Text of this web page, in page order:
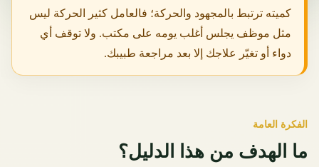
كميته ترتبط بالمجهود والحركة؛ فالعامل كثير الحركة ليس
مثل موظف يجلس أغلب يومه على مكتب. ولا توقف أي
دواء أو تغيّر علاجك إلا بعد مراجعة طبيبك.
الفكرة العامة
ما الهدف من هذا الدليل؟